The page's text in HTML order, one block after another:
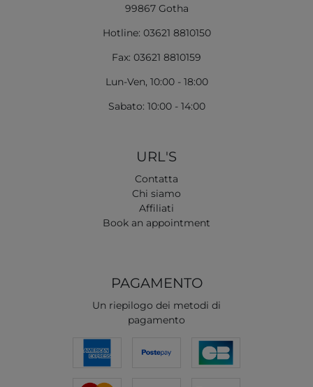
99867 Gotha
Hotline: 03621 8810150
Fax: 03621 8810159
Lun-Ven, 10:00 - 18:00
Sabato: 10:00 - 14:00
URL'S
Contatta
Chi siamo
Affiliati
Book an appointment
PAGAMENTO
Un riepilogo dei metodi di
pagamento